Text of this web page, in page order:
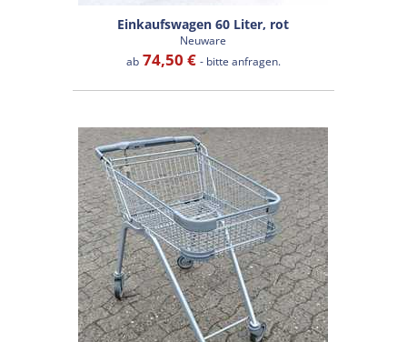
Einkaufswagen 60 Liter, rot
Neuware
ab74,50 € - bitte anfragen.